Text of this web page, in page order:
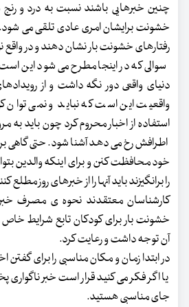
چنین خبرهایی باشند نسبت به درد و
خشونت برایشان امری عادی تلقی می
رفتارهای خشونت بار نشان دهند و در
سوالی که در اینجا مطرح می شود این است
دنیای واقعی دور نگه داشت و از
واقعیت این است که نباید و نمی توان
استفاده از اخبار محروم کرد چون باید به
اطرافش رخ می دهد آشنا شود. حتی گاهی
خود محافظت کنن و برای اینکه والدین
را برانگیزند باید آنها را از خبرهای روز مطلع
کارشناسان معتقدند نحوه ی مصرف
خشونت بار برای کودکان تابع شرایط خاص
آن توجه داشت و رعایت کرد.
در ابتدا زمان و مکان مناسبی را برای گفتن
یا اگر فکر می کنید قرار است خبر
جای مناسبی هستید.